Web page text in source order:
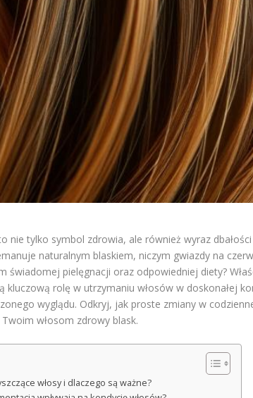
to nie tylko symbol zdrowia, ale również wyraz
naturalnym blaskiem, niczym gwiazdy na
świadomej pielęgnacji oraz odpowiedniej diety?
kluczową rolę w utrzymaniu włosów w doskonałej
wyglądu. Odkryj, jak proste zmiany w
włosom zdrowy blask.
włosy i dlaczego są ważne?